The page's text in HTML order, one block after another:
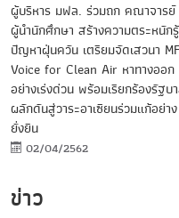
ผู้บริหาร มฟล. ร่วมถก คณาจารย์
ผู้นำนักศึกษา สร้างความตระหนักรู้
ปัญหาฝุ่นควัน เตรียมจัดเสวนา
Voice for Clean Air หาทางออก
อย่างเร่งด่วน พร้อมเรียกร้องรัฐบ
ผลักดันสู่วาระอาเซียนร่วมแก้อย่าง
ยั่งยืน
02/04/2562
ข่าว